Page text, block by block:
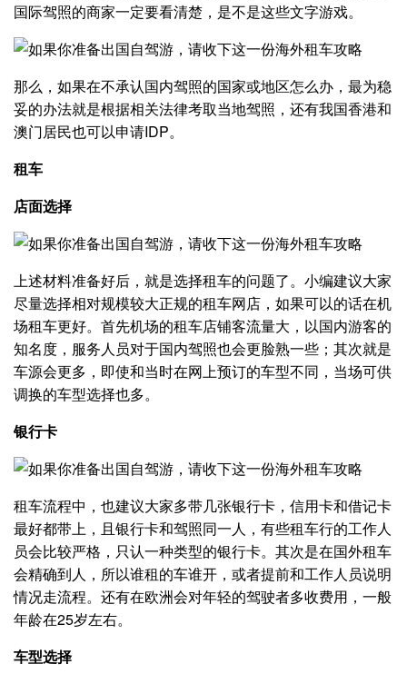
国际驾照的商家一定要看清楚，是不是这些文字游戏。
那么，如果在不承认国内驾照的国家或地区怎么办，最为稳
妥的办法就是根据相关法律考取当地驾照，还有我国香港和
澳门居民也可以申请IDP。
租车
店面选择
上述材料准备好后，就是选择租车的问题了。小编建议大家
尽量选择相对规模较大正规的租车网店，如果可以的话在机
场租车更好。首先机场的租车店铺客流量大，以国内游客的
知名度，服务人员对于国内驾照也会更脸熟一些；其次就是
车源会更多，即使和当时在网上预订的车型不同，当场可供
调换的车型选择也多。
银行卡
租车流程中，也建议大家多带几张银行卡，信用卡和借记卡
最好都带上，且银行卡和驾照同一人，有些租车行的工作人
员会比较严格，只认一种类型的银行卡。其次是在国外租车
会精确到人，所以谁租的车谁开，或者提前和工作人员说明
情况走流程。还有在欧洲会对年轻的驾驶者多收费用，一般
年龄在25岁左右。
车型选择